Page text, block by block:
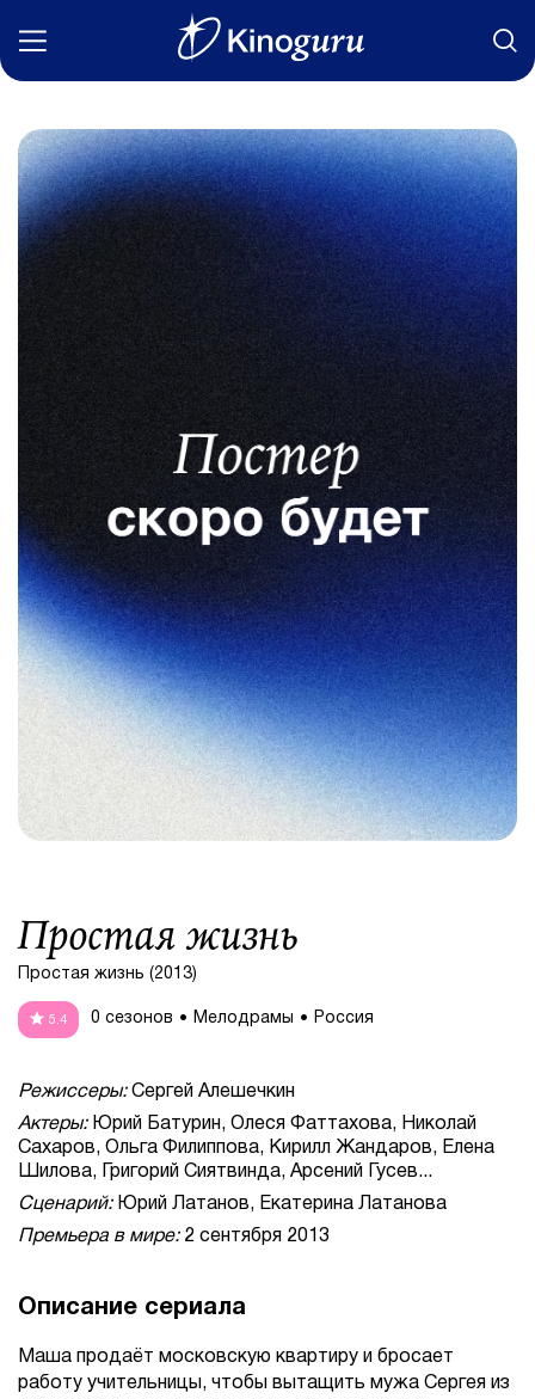
Фильмы
Статьи
Сериалы
Новости
Подборки
Рецензии
О нас
Авторы
Простая жизнь
Простая жизнь (2013)
5.4 0 сезонов Мелодрамы Россия
Режиссеры:Сергей Алешечкин
Актеры:Юрий Батурин, Олеся Фаттахова, Николай
Сахаров, Ольга Филиппова, Кирилл Жандаров, Елена
Шилова, Григорий Сиятвинда, Арсений Гусев...
Сценарий:Юрий Латанов, Екатерина Латанова
Премьера в мире:2 сентября 2013
Описание сериала
Маша продаёт московскую квартиру и бросает
работу учительницы, чтобы вытащить мужа Сергея из